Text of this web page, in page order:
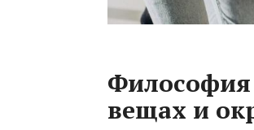
вещах и